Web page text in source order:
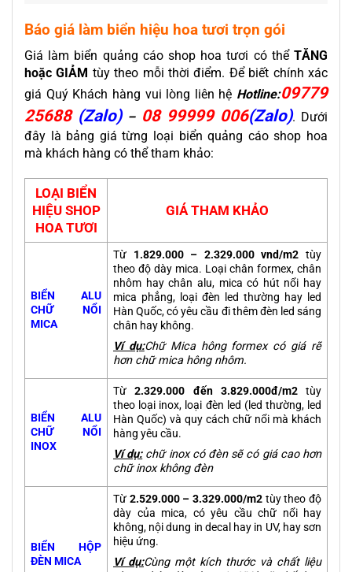
Báo giá làm biển hiệu hoa tươi trọn gói
Giá làm biển quảng cáo shop hoa tươi có thể TĂNG
hoặc GIẢM tùy theo mỗi thời điểm. Để biết chính xác
giá Quý Khách hàng vui lòng liên hệ Hotline:09779
25688 (Zalo)– 08 99999 006(Zalo). Dưới
đây là bảng giá từng loại biển quảng cáo shop hoa
mà khách hàng có thể tham khảo:
LOẠI BIỂN
HIỆU SHOP
HOA TƯƠI
GIÁ THAM KHẢO
BIỂN ALU
CHỮ NỔI
MICA
Từ 1.829.000 – 2.329.000 vnd/m2 tùy
theo độ dày mica. Loại chân formex, chân
nhôm hay chân alu, mica có hút nổi hay
mica phẳng, loại đèn led thường hay led
Hàn Quốc, có yêu cầu đi thêm đèn led sáng
chân hay không.
Ví dụ:Chữ Micahông formex có giá rẽ
hơn chữ mica hông nhôm.
BIỂN ALU
CHỮ NỔI
INOX
Từ2.329.000 đến 3.829.000đ/m2tùy
theo loại inox, loại đèn led (led thường, led
Hàn Quốc) và quy cách chữ nổi mà khách
hàng yêu cầu.
Ví dụ:chữ inox có đèn sẽ có giá cao hơn
chữ inox không đèn
BIỂN HỘP
ĐÈN MICA
Từ 2.529.000 – 3.329.000/m2 tùy theo độ
dày của mica, có yêu cầu chữ nổi hay
không, nội dung in decal hay in UV, hay sơn
hiệu ứng.
Ví dụ:Cùng một kích thước và chất liệu